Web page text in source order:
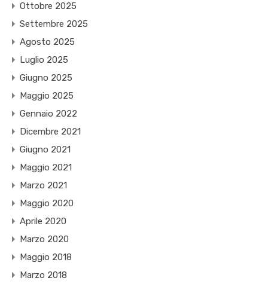
Ottobre 2025
Settembre 2025
Agosto 2025
Luglio 2025
Giugno 2025
Maggio 2025
Gennaio 2022
Dicembre 2021
Giugno 2021
Maggio 2021
Marzo 2021
Maggio 2020
Aprile 2020
Marzo 2020
Maggio 2018
Marzo 2018